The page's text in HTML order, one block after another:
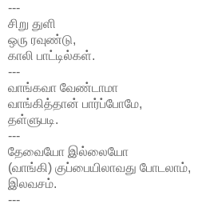
---
சிறு துளி
ஒரு ரவுண்டு,
காலி பாட்டில்கள்.
---
வாங்கவா வேண்டாமா
வாங்கித்தான் பார்ப்போமே,
தள்ளுபடி.
---
தேவையோ இல்லையோ
(வாங்கி) குப்பையிலாவது போடலாம்,
இலவசம்.
---